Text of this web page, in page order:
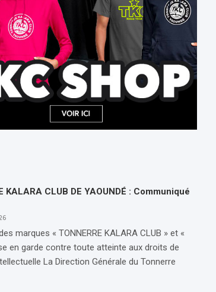
KALARA CLUB DE YAOUNDÉ : Communiqué
marques « TONNERRE KALARA CLUB » et «
en garde contre toute atteinte aux droits de
La Direction Générale du Tonnerre